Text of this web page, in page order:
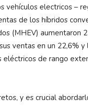
vehículos electricos –
de los híbridos
(MHEV) aumentaron
ventas en un 22,6% y
de rango
y es crucial